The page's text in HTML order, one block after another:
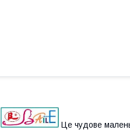
Це чудове